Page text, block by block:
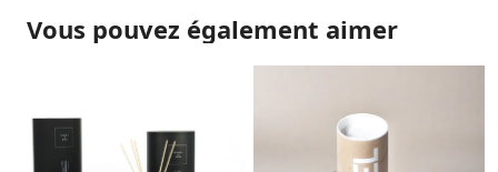
Vous pouvez également aimer